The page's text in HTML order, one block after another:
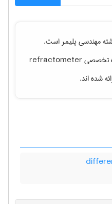
مهندسی پليمراست.
تخصصیrefractometer
شده اند.